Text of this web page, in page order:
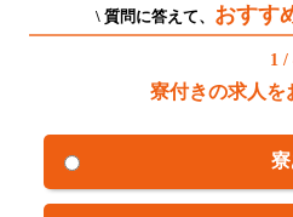
\ 質問に答えて、 おすす
1 /
寮付きの求人を
寮